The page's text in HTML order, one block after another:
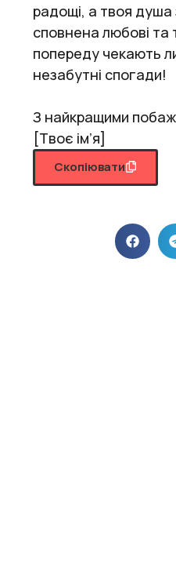
радощі, а твоя
сповнена любові та
попереду чекають
незабутні спогади!
З найкращими
[Твоє ім’я]
Скопіювати